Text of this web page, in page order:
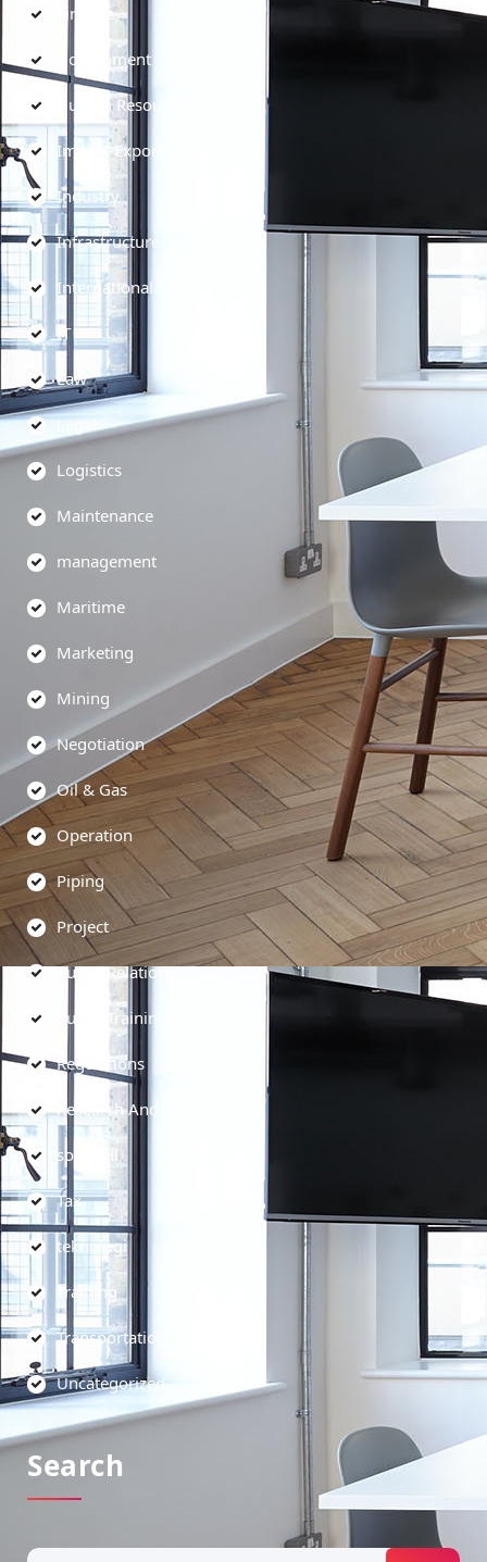
Finance
Government
Human Resources
Import-Export
Industry
Infrastructure
International
IT
Law
Legal
Logistics
Maintenance
management
Maritime
Marketing
Mining
Negotiation
Oil & Gas
Operation
Piping
Project
Public Relations
Public Training
Regulations
Research And Development
soft skill
Tax
teknologi
Training
Transportation
Uncategorized
Search